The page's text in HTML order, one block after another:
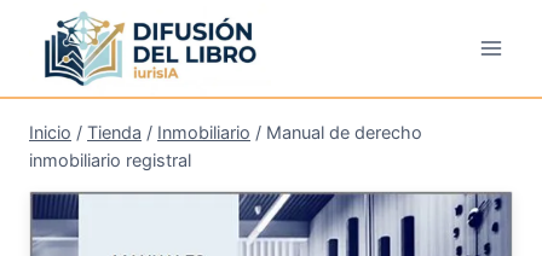
contenido
Inicio / Tienda / Inmobiliario / Manual de derecho
inmobiliario registral
¡Oferta!